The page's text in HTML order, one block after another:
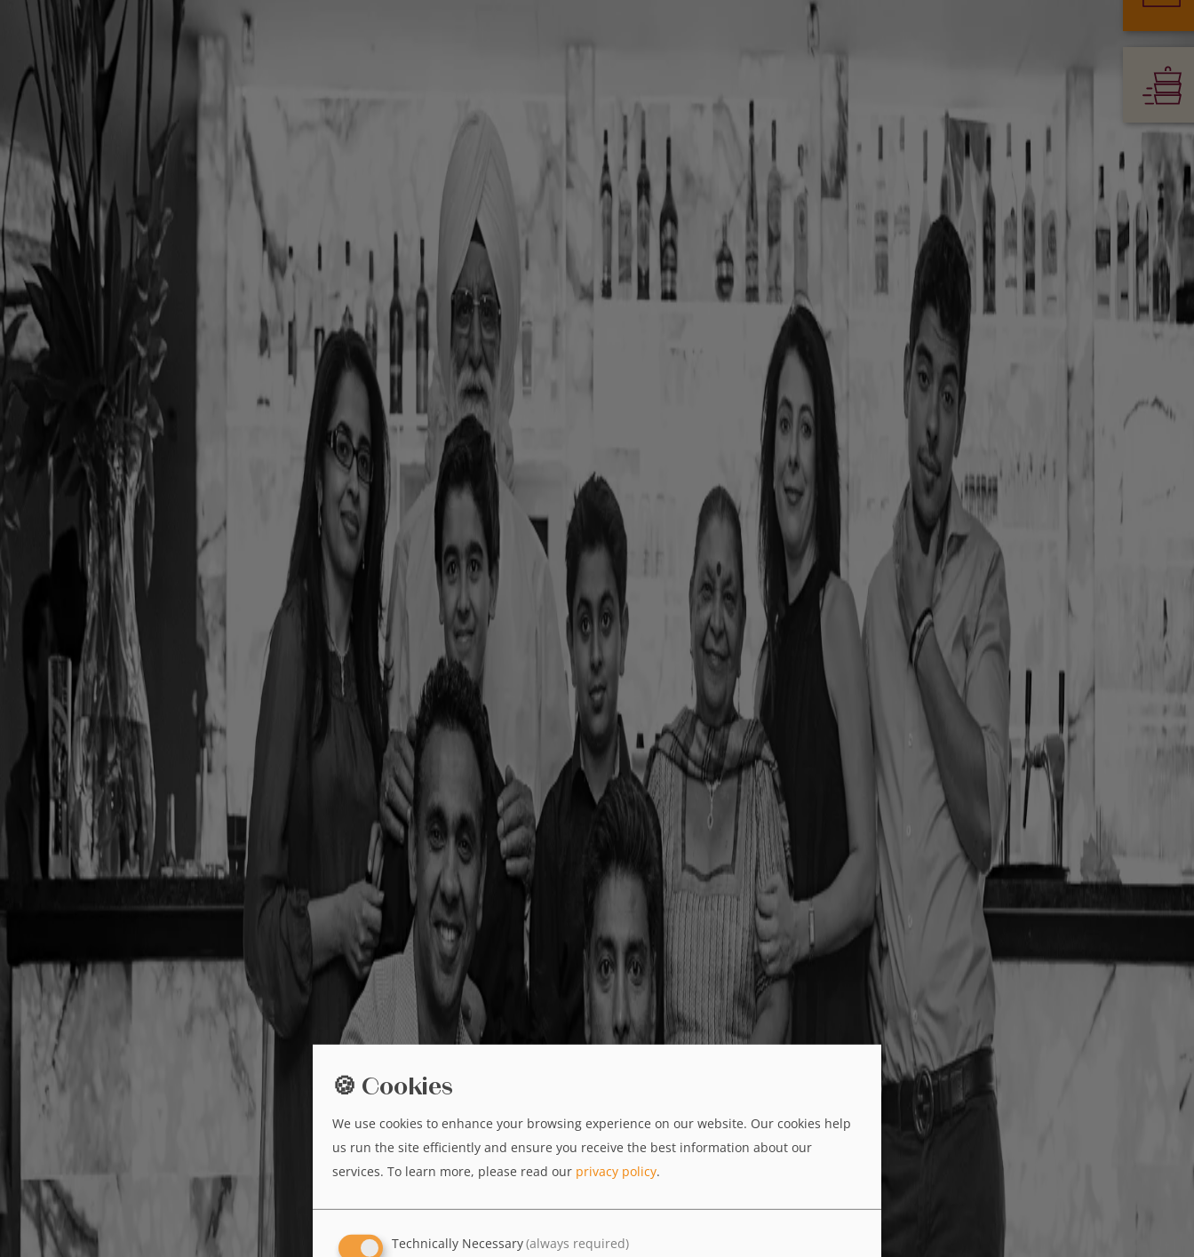
AMRIT wird 30 – Feiern Sie mit
🍪 Cookies
We use cookies to enhance your browsing experience on our website. Our cookies help
us run the site efficiently and ensure you receive the best information about our
services. To learn more, please read our privacy policy.
Technically Necessary(always required)